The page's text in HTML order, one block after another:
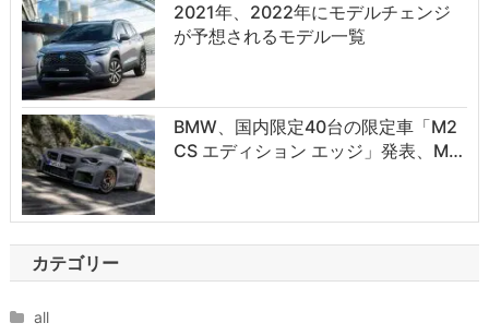
2021年、2022年にモデルチェンジ
が予想されるモデル一覧
BMW、国内限定40台の限定車「M2
CS エディション エッジ」発表、M…
カテゴリー
all